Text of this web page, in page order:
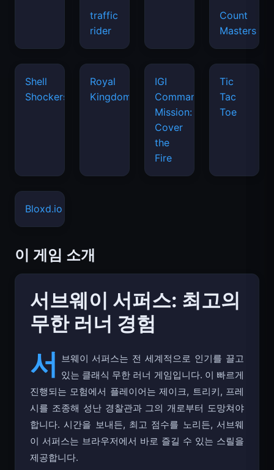
traffic
rider
Count
Masters
Shell
Shockers
Royal
Kingdom
IGI
Commando
Mission:
Cover
the
Fire
Tic
Tac
Toe
Bloxd.io
이 게임 소개
서브웨이 서퍼스: 최고의
무한 러너 경험
서 브웨이 서퍼스는 전 세계적으로 인기를 끌고
있는 클래식 무한 러너 게임입니다. 이 빠르게
진행되는 모험에서 플레이어는 제이크, 트리키, 프레
시를 조종해 성난 경찰관과 그의 개로부터 도망쳐야
합니다. 시간을 보내든, 최고 점수를 노리든, 서브웨
이 서퍼스는 브라우저에서 바로 즐길 수 있는 스릴을
제공합니다.